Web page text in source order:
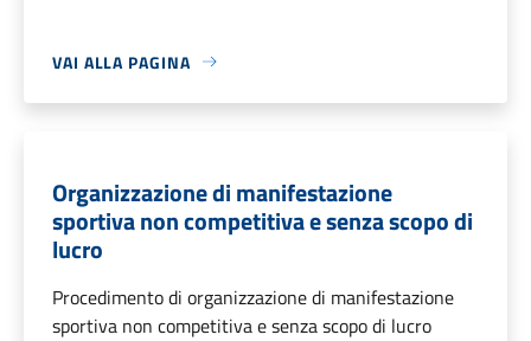
VAI ALLA PAGINA
Organizzazione di manifestazione
sportiva non competitiva e senza scopo di
lucro
Procedimento di organizzazione di manifestazione
sportiva non competitiva e senza scopo di lucro